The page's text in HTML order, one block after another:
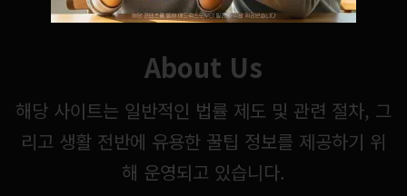
About Us
해당 사이트는 일반적인 법률 제도 및 관련 절차, 그
리고 생활 전반에 유용한 꿀팁 정보를 제공하기 위
해 운영되고 있습니다.